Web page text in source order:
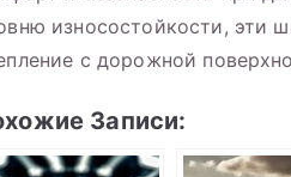
износостойкости, эти
с дорожной
Записи: